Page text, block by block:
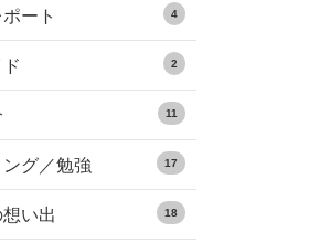
ート 4
2
11
グ／勉強 17
い出 18